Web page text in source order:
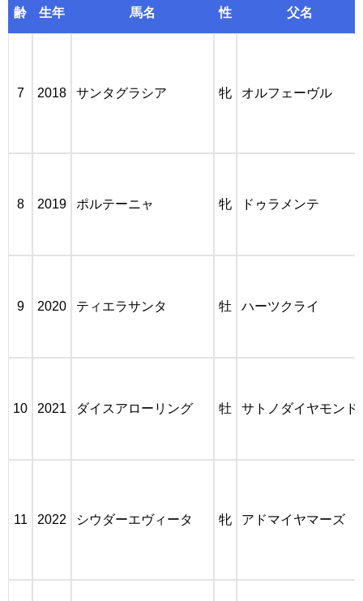
齢 生年 馬名 性 父名
7 2018 サンタグラシア 牝 オルフェーヴル
8 2019 ポルテーニャ 牝 ドゥラメンテ
9 2020 ティエラサンタ 牡 ハーツクライ
10 2021 ダイスアローリング 牡 サトノダイヤモンド
11 2022 シウダーエヴィータ 牝 アドマイヤマーズ